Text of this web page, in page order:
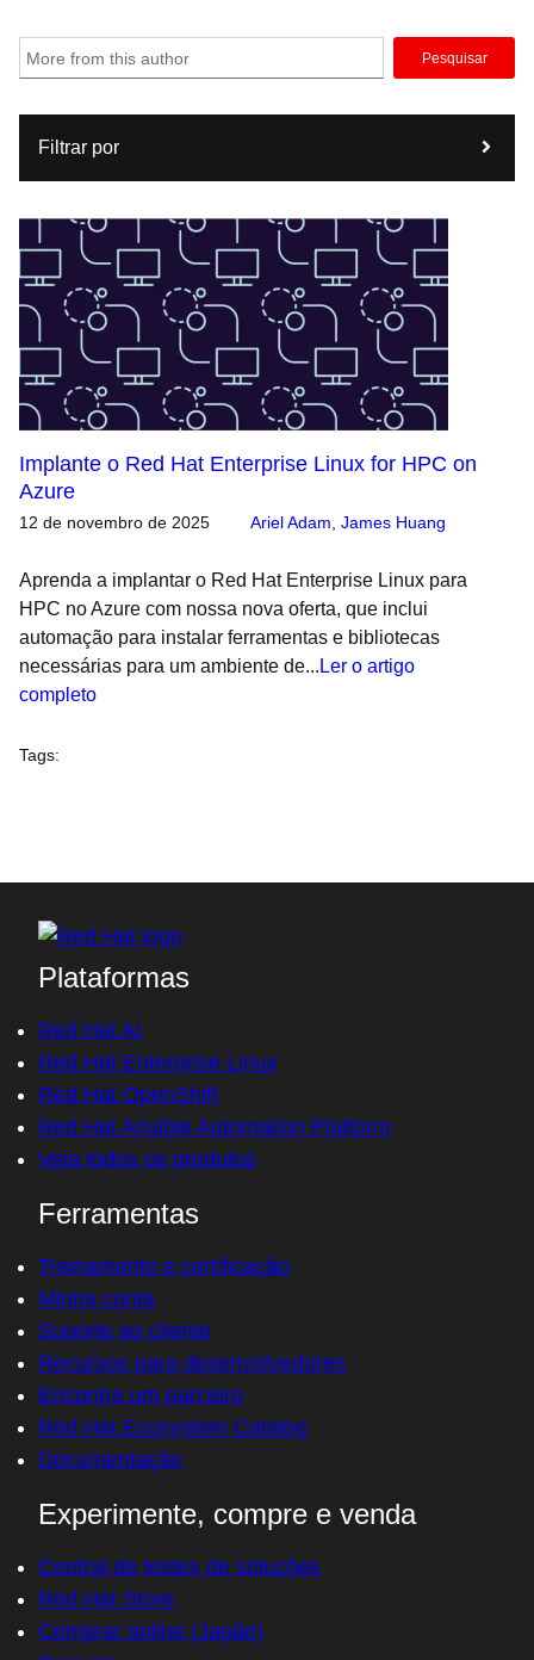
Pesquisar
Filtrar por
Implante o Red Hat Enterprise Linux for HPC on
Azure
12 de novembro de 2025 Ariel Adam James Huang
Aprenda a implantar o Red Hat Enterprise Linux para
HPC no Azure com nossa nova oferta, que inclui
automação para instalar ferramentas e bibliotecas
necessárias para um ambiente de... Ler o artigo
completo
Tags:
Plataformas
Red Hat AI
Red Hat Enterprise Linux
Red Hat OpenShift
Red Hat Ansible Automation Platform
Veja todos os produtos
Ferramentas
Treinamento e certificação
Minha conta
Suporte ao cliente
Recursos para desenvolvedores
Encontre um parceiro
Red Hat Ecosystem Catalog
Documentação
Experimente, compre e venda
Central de testes de soluções
Red Hat Store
Comprar online (Japão)